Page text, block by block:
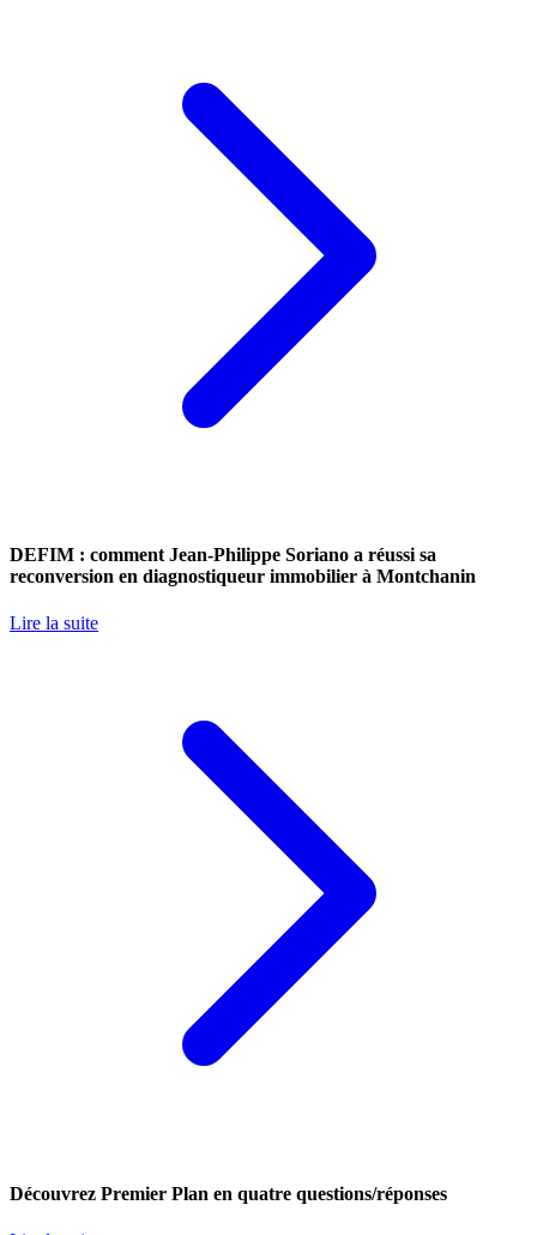
DEFIM : comment Jean-Philippe Soriano a réussi sa
reconversion en diagnostiqueur immobilier à Montchanin
Lire la suite
Découvrez Premier Plan en quatre questions/réponses